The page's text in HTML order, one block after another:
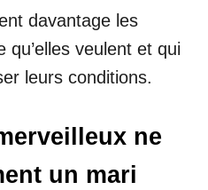
davantage les
veulent et qui
leurs conditions.
ne
un mari